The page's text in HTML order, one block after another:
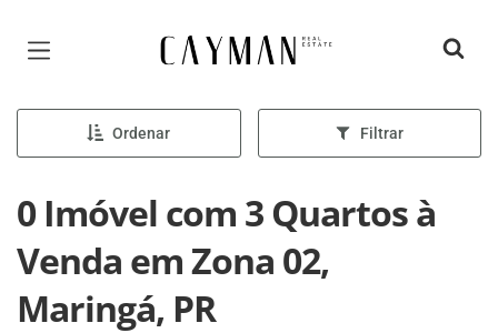
Página inicial
Ordenar Filtrar
0 Imóvel com 3 Quartos à
Venda em Zona 02,
Maringá, PR